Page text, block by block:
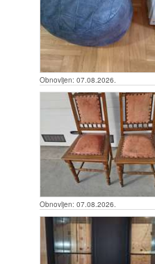
Obnovljen: 07.08.2026.
Obnovljen: 07.08.2026.